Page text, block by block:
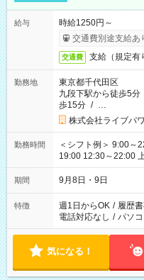
給与
時給1250円～
交通費別途支給あ
交通費 支給（規定有
勤務地
東京都千代田区
九段下駅から徒歩5分
歩15分 / …
株式会社ライブパ
勤務時間
＜シフト例＞ 9:00～
19:00 12:30～22:00 上記の時間から好きな時間を選べます！ ※
時間は変更となる可
期間 9月8日・9日
特徴 週1日からOK / 履歴
電話対応なし / パソ
気になる！